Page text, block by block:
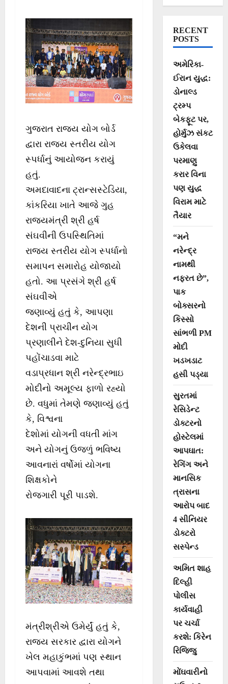
સમારોહ યોજાયો
ગુજરાત રાજ્ય યોગ બોર્ડ
દ્વારા રાજ્ય સ્તરીય યોગ
સ્પર્ધાનું આયોજન કરાયું
હતું.
અમદાવાદના ટ્રાન્સસ્ટેડિયા,
કાંકરિયા ખાતે આજે ગુહ
રાજ્યમંત્રી શ્રી હર્ષ
સંઘવીની ઉપસ્થિતિમાં
રાજ્ય સ્તરીય યોગ સ્પર્ધાનો
સમાપન સમારોહ યોજાયો
હતો. આ પ્રસંગે શ્રી હર્ષ
સંઘવીએ
જણાવ્યું હતું કે, આપણા
દેશની પ્રાચીન યોગ
પ્રણાલીને દેશ-દુનિયા સુધી
પહોંચાડવા માટે
વડાપ્રધાન શ્રી નરેન્દ્રભાઇ
મોદીનો અમૂલ્ય ફાળો રહ્યો
છે. વધુમાં તેમણે જણાવ્યું હતું
કે, વિશ્વના
દેશોમાં યોગની વધતી માંગ
અને યોગનું ઉજળું ભવિષ્ય
આવનારાં વર્ષોમાં યોગના
શિક્ષકોને
રોજગારી પૂરી પાડશે.
મંત્રીશ્રીએ ઉમેર્યું હતું કે,
રાજ્ય સરકાર દ્વારા યોગને
ખેલ મહાકુંભમાં પણ સ્થાન
આપવામાં આવશે તથા
RECENT
POSTS
અમેરિકા-
ઈરાન યુદ્ધ:
ડોનાલ્ડ
ટ્રમ્પ
બેકફૂટ પર,
હોર્મુઝ સંકટ
ઉકેલવા
પરમાણુ
કરાર વિના
પણ યુદ્ધ
વિરામ માટે
તૈયાર
“મને
નરેન્દ્ર
નામથી
નફરત છે”,
પાક
બોક્સરનો
કિસ્સો
સાંભળી PM
મોદી
ખડખડાટ
હસી પડ્યા
સુરતમાં
રેસિડેન્ટ
ડોક્ટરનો
હોસ્ટેલમાં
આપઘાત:
રેગિંગ અને
માનસિક
ત્રાસના
આરોપ બાદ
4 સીનિયર
ડોક્ટરો
સસ્પેન્ડ
અમિત શાહ
દિલ્હી
પોલીસ
કાર્યવાહી
પર ચર્ચા
કરશે: કિરેન
રિજિજુ
મોંઘવારીનો